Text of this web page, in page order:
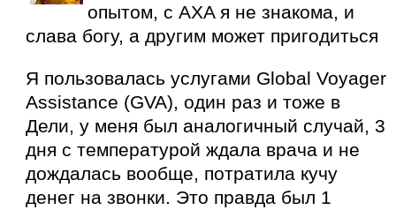
опытом, с AXA я не знакома, и
слава богу, а другим может пригодиться
Я пользовалась услугами Global Voyager
Assistance (GVA), один раз и тоже в
Дели, у меня был аналогичный случай, 3
дня с температурой ждала врача и не
дождалась вообще, потратила кучу
денег на звонки. Это правда был 1